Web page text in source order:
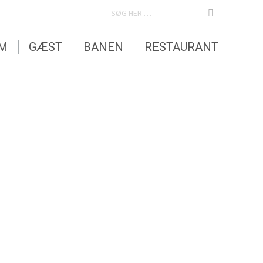
SEARCH:
GÆST BANEN RESTAURANT
BANEN RESTAURANT